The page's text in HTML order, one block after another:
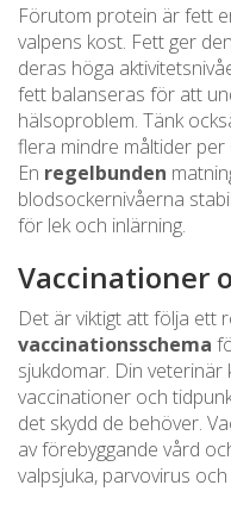
Förutom protein är fett
valpens kost. Fett ger
deras höga
fett balanseras för att
hälsoproblem. Tänk
flera mindre måltider
En regelbunden
blodsockernivåerna
för lek och inlärning.
Vaccinationer
Det är viktigt att följa ett
vaccinationsschema
sjukdomar. Din veterinär
vaccinationer och
det skydd de behöver.
av förebyggande vård
valpsjuka, parvovirus